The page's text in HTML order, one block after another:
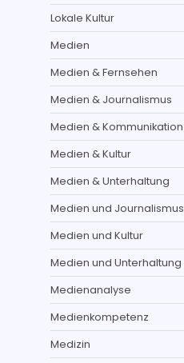
Lokale Kultur
Medien
Medien & Fernsehen
Medien & Journalismus
Medien & Kommunikation
Medien & Kultur
Medien & Unterhaltung
Medien und Journalismus
Medien und Kultur
Medien und Unterhaltung
Medienanalyse
Medienkompetenz
Medizin